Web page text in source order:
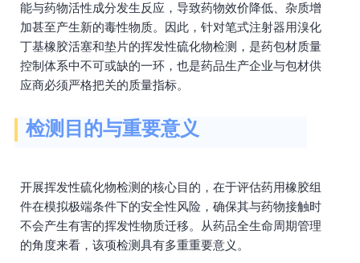
能与药物活性成分发生反应，导致药物效价降低、杂质增
加甚至产生新的毒性物质。因此，针对笔式注射器用溴化
丁基橡胶活塞和垫片的挥发性硫化物检测，是药包材质量
控制体系中不可或缺的一环，也是药品生产企业与包材供
应商必须严格把关的质量指标。
检测目的与重要意义
开展挥发性硫化物检测的核心目的，在于评估药用橡胶组
件在模拟极端条件下的安全性风险，确保其与药物接触时
不会产生有害的挥发性物质迁移。从药品全生命周期管理
的角度来看，该项检测具有多重重要意义。